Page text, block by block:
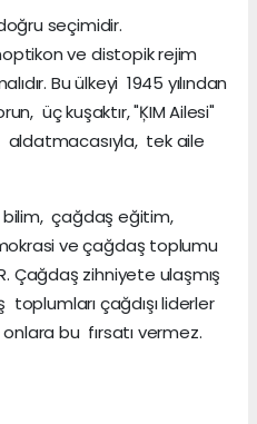
seçimidir.
ve distopik rejim
Bu ülkeyi 1945 yılından
üç kuşaktır, "ĶIM Ailesi"
tek aile
bilim, çağdaş eğitim,
ve çağdaş toplumu
Çağdaş zihniyete ulaşmış
çağdışı liderler
bu fırsatı vermez.